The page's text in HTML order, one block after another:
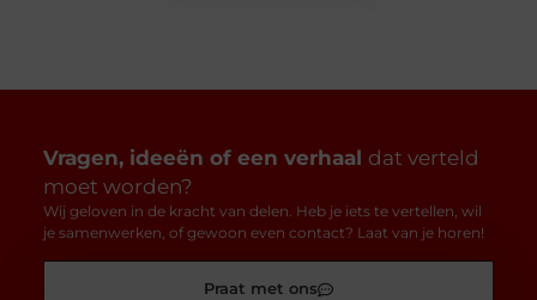
Vragen, ideeën of een verhaal dat verteld
moet worden?
Wij geloven in de kracht van delen. Heb je iets te vertellen, wil
je samenwerken, of gewoon even contact? Laat van je horen!
Praat met ons